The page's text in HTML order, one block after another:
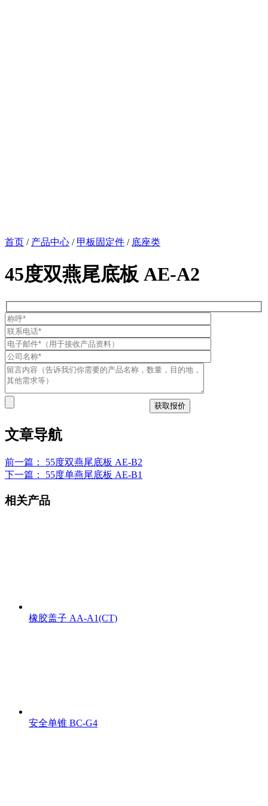
首页 / 产品中心 / 甲板固定件 / 底座类
45度双燕尾底板 AE-A2
文章导航
前一篇：
55度双燕尾底板 AE-B2
下一篇：
55度单燕尾底板 AE-B1
相关产品
橡胶盖子 AA-A1(CT)
安全单锥 BC-G4